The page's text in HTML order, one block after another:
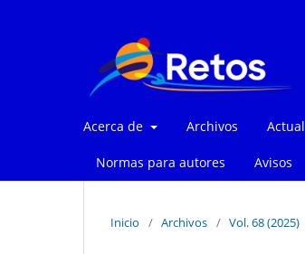
Acerca de Archivos Actual
Normas para autores Avisos
Inicio / Archivos / Vol. 68 (2025)